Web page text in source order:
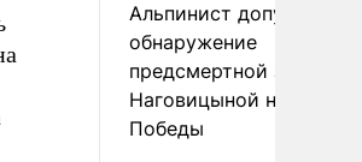
Альпинист допустил
обнаружение
предсмертной записки
Наговицыной на пике
Победы